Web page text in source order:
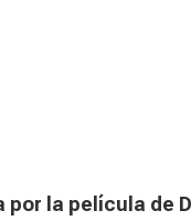
la película de